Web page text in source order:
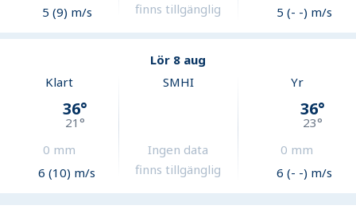
5 (9) m/s
finns tillgänglig
5 (- -) m/s
Lör 8 aug
Klart
36°
21°
0 mm
6 (10) m/s
SMHI
Ingen data
finns tillgänglig
Yr
36°
23°
0 mm
6 (- -) m/s